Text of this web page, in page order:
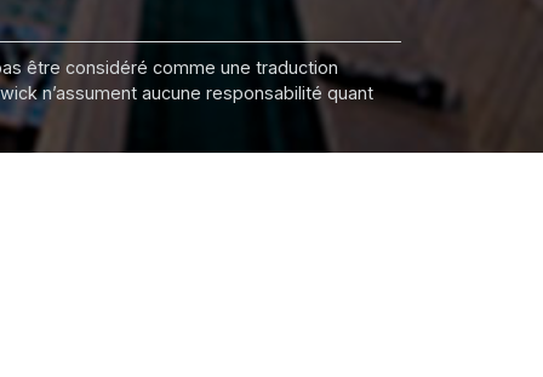
être considéré comme une traduction
n’assument aucune responsabilité quant